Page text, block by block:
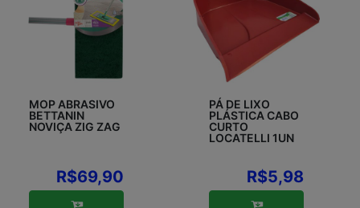
MOP ABRASIVO
BETTANIN
NOVIÇA ZIG ZAG
R$69,90
PÁ DE LIXO
PLÁSTICA CABO
CURTO
LOCATELLI 1UN
R$5,98